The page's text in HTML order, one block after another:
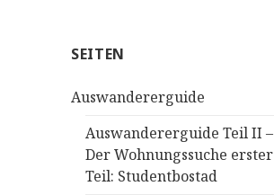
SEITEN
Auswandererguide
Auswandererguide Teil II –
Der Wohnungssuche erster
Teil: Studentbostad